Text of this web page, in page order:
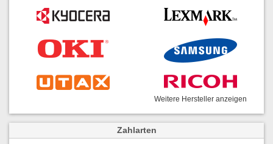
Weitere Hersteller anzeigen
Zahlarten